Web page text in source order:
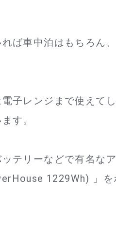
ば車中泊はもちろん
子レンジまで使えて
す。
テリーなどで有名な
1229Wh) 」を